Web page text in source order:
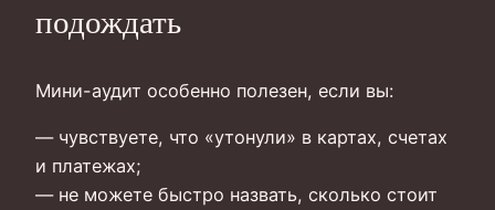
подождать
Мини-аудит особенно полезен, если вы:
— чувствуете, что «утонули» в картах, счетах
и платежах;
— не можете быстро назвать, сколько стоит